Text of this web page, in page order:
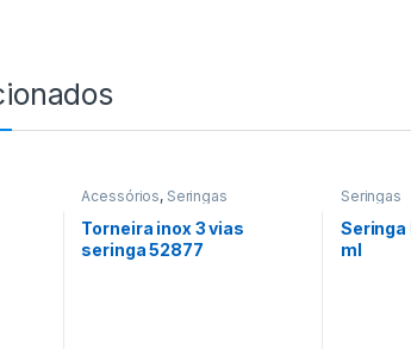
Acessórios, Seringas
Torneira inox 3 vias
seringa 52877
Seringas
Seringa
ml